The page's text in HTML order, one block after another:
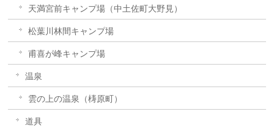
天満宮前キャンプ場（中土佐町大野見）
松葉川林間キャンプ場
甫喜が峰キャンプ場
温泉
雲の上の温泉（梼原町）
道具